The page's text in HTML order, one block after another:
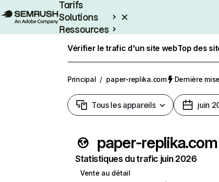
Tarifs
Solutions
Ressources
Vérifier le trafic d'un site webTop des
Principal / paper-replika.com Dernière
Tous les appareils juin
paper-replika.com
Statistiques du trafic juin 2026
Vente au détail